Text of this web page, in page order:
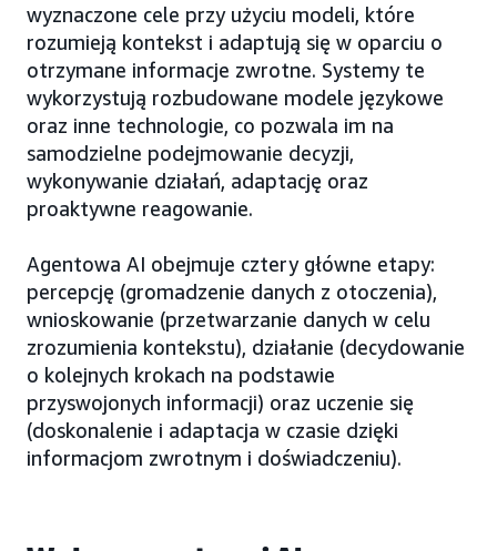
wyznaczone cele przy użyciu modeli, które
rozumieją kontekst i adaptują się w oparciu o
otrzymane informacje zwrotne. Systemy te
wykorzystują rozbudowane modele językowe
oraz inne technologie, co pozwala im na
samodzielne podejmowanie decyzji,
wykonywanie działań, adaptację oraz
proaktywne reagowanie.
Agentowa AI obejmuje cztery główne etapy:
percepcję (gromadzenie danych z otoczenia),
wnioskowanie (przetwarzanie danych w celu
zrozumienia kontekstu), działanie (decydowanie
o kolejnych krokach na podstawie
przyswojonych informacji) oraz uczenie się
(doskonalenie i adaptacja w czasie dzięki
informacjom zwrotnym i doświadczeniu).